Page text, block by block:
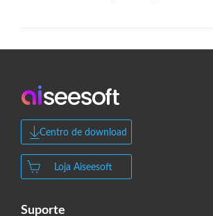
Centro de download
Loja Aiseesoft
Suporte